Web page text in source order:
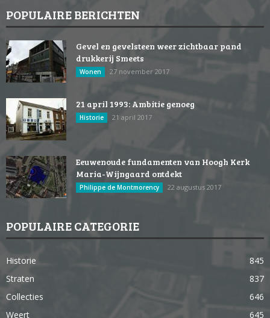
POPULAIRE BERICHTEN
Gevel en gevelsteen weer zichtbaar pand
drukkerij Smeets
Wonen 27 november 2017
21 april 1993: Ambitie genoeg
Historie 21 april 2017
Eeuwenoude fundamenten van Hoogh Kerk
Maria-Wijngaard ontdekt
Philippe de Montmorency 22 augustus 2017
POPULAIRE CATEGORIE
Historie
845
Straten
837
Collecties
646
Weert
645